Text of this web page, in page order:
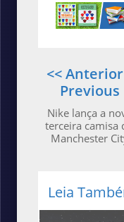
<<
Previous
Nike lança a
terceira camisa
Manchester
Leia